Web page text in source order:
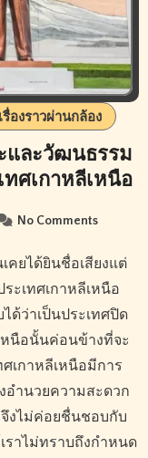
เรื่องราวผ่านกล้อง
และวัฒนธรรม
ศเกาหลีเหนือ
No Comments
ะเทศเกาหลีเหนือ
ด้ว่าเป็นประเทศปิด
หนือนั้นค่อนข้างที่จะ
เกาหลีเหนือมีการ
อำนวยความสะดวก
งไม่ค่อยชื่นชอบกับ
ราไม่ทราบถึงกำหนด